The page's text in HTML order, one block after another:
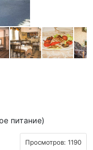
питание)
Просмотров: 1190